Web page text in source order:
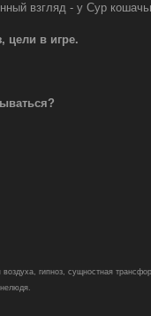
взгляд - у Сур
цели в игре.
гипноз, сущностная